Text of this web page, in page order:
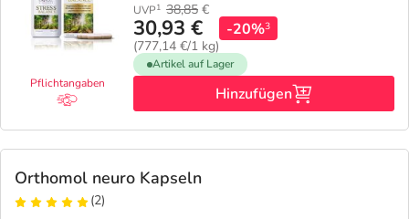
Pflichtangaben
UVP1 38,85 €
30,93 €
(777,14 €/1 kg)
-20%3
Artikel auf Lager
Hinzufügen
Orthomol neuro Kapseln
(2)